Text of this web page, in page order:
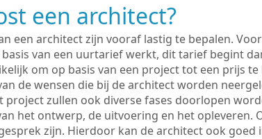
een architect?
een architect zijn vooraf lastig te bepalen.
van een uurtarief werkt, dit tarief begint
om op basis van een project tot een prijs
de wensen die bij de architect worden
project zullen ook diverse fases doorlopen
het ontwerp, de uitvoering en het opleveren.
zijn. Hierdoor kan de architect ook